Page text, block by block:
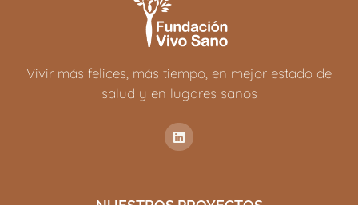
Vivir más felices, más tiempo, en mejor estado de
salud y en lugares sanos